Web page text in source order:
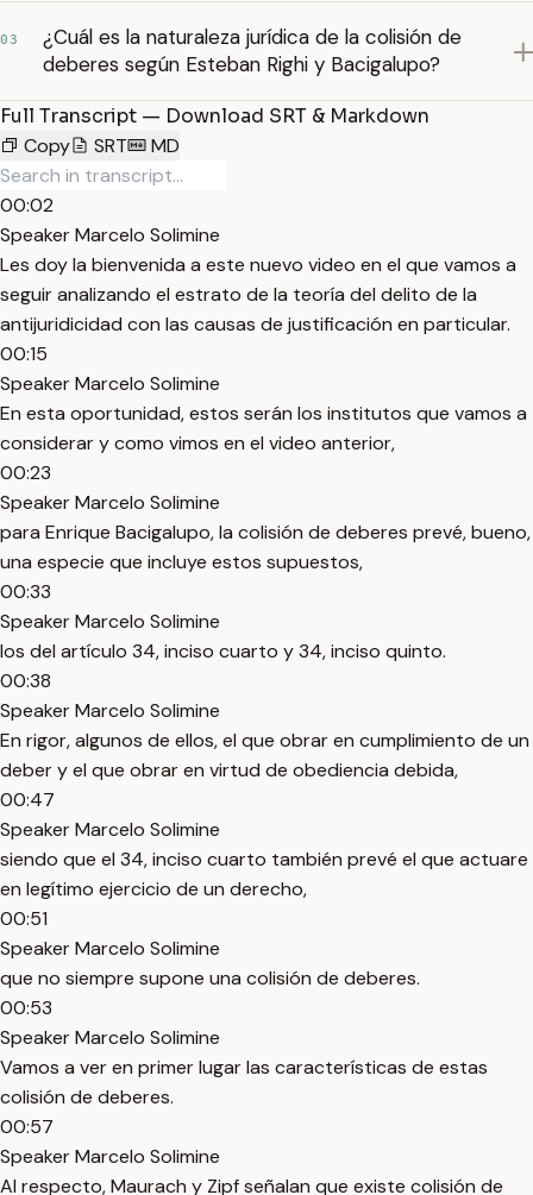
03
¿Cuál es la naturaleza jurídica de la colisión de
deberes según Esteban Righi y Bacigalupo?
Full Transcript — Download SRT & Markdown
Copy
SRT MD
00:02
Speaker Marcelo Solimine
Les doy la bienvenida a este nuevo video en el que vamos a
seguir analizando el estrato de la teoría del delito de la
antijuridicidad con las causas de justificación en particular.
00:15
Speaker Marcelo Solimine
En esta oportunidad, estos serán los institutos que vamos a
considerar y como vimos en el video anterior,
00:23
Speaker Marcelo Solimine
para Enrique Bacigalupo, la colisión de deberes prevé, bueno,
una especie que incluye estos supuestos,
00:33
Speaker Marcelo Solimine
los del artículo 34, inciso cuarto y 34, inciso quinto.
00:38
Speaker Marcelo Solimine
En rigor, algunos de ellos, el que obrar en cumplimiento de un
deber y el que obrar en virtud de obediencia debida,
00:47
Speaker Marcelo Solimine
siendo que el 34, inciso cuarto también prevé el que actuare
en legítimo ejercicio de un derecho,
00:51
Speaker Marcelo Solimine
que no siempre supone una colisión de deberes.
00:53
Speaker Marcelo Solimine
Vamos a ver en primer lugar las características de estas
colisión de deberes.
00:57
Speaker Marcelo Solimine
Al respecto, Maurach y Zipf señalan que existe colisión de